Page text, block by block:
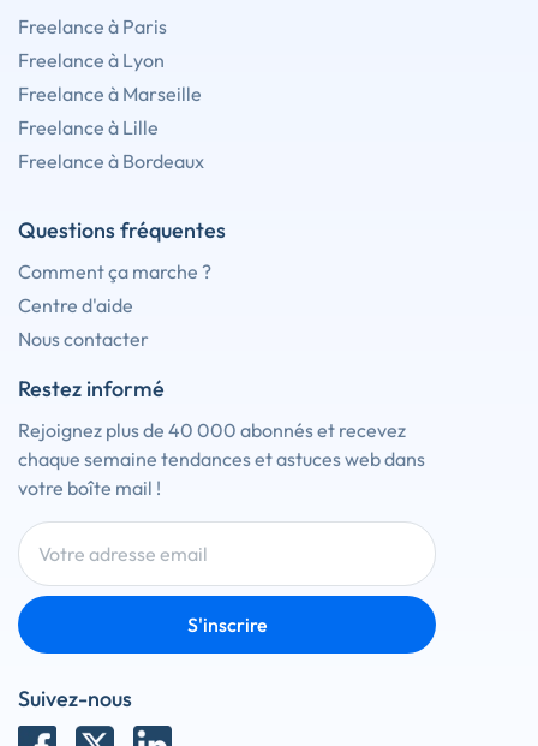
Freelance à Paris
Freelance à Lyon
Freelance à Marseille
Freelance à Lille
Freelance à Bordeaux
Questions fréquentes
Comment ça marche ?
Centre d'aide
Nous contacter
Restez informé
Rejoignez plus de 40 000 abonnés et recevez
chaque semaine tendances et astuces web dans
votre boîte mail !
S'inscrire
Suivez-nous